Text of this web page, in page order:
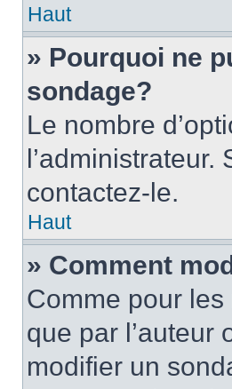
Haut
» Pourquoi ne
sondage?
Le nombre
l’administrateur.
contactez-le.
Haut
» Comment
Comme pour
que par l’auteur
modifier un